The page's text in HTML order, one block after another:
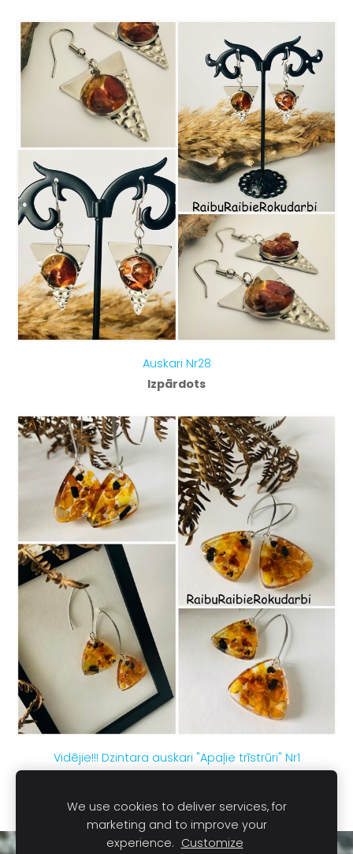
Auskari Nr28
Izpārdots
Vidējie!!! Dzintara auskari "Apaļie trīstrūri" Nr1
We use cookies to deliver services, for
marketing and to improve your
experience. Customize